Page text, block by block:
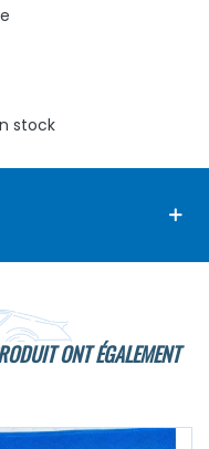
stock
ONT ÉGALEMENT